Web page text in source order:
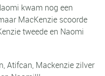
kwam nog een
MacKenzie scoorde
tweede en Naomi
Atifcan, Mackenzie zilver